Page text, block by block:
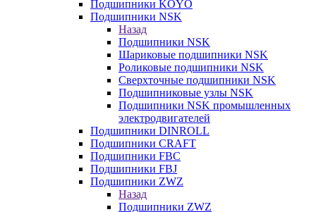
Подшипники KOYO
Подшипники NSK
Назад
Подшипники NSK
Шариковые подшипники NSK
Роликовые подшипники NSK
Сверхточные подшипники NSK
Подшипниковые узлы NSK
Подшипники NSK промышленных
электродвигателей
Подшипники DINROLL
Подшипники CRAFT
Подшипники FBC
Подшипники FBJ
Подшипники ZWZ
Назад
Подшипники ZWZ